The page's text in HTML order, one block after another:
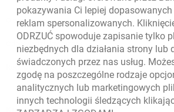
O banku
Odpowiedzialny biznes
Regulacje zewnętrzne
pokazywania Ci lepiej
reklam spersonalizowanych.
ODRZUĆ spowoduje zapisanie tylko
niezbędnych dla działania strony lub
świadczonych przez nas usług.
zgodę na poszczególne rodzaje
analitycznych lub marketingowych
innych technologii śledzących